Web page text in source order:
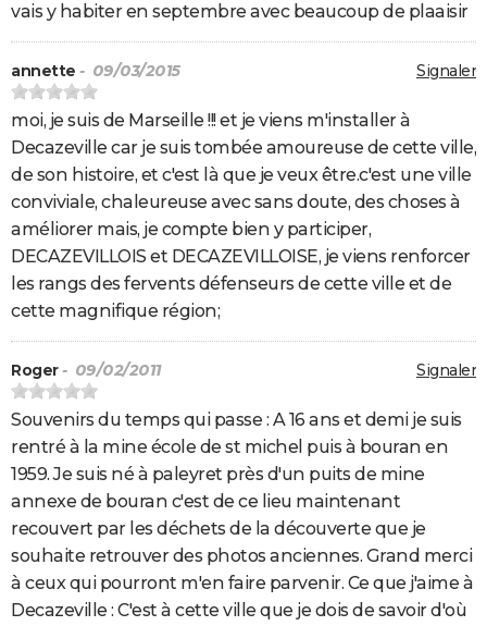
vais y habiter en septembre avec beaucoup de plaaisir
Signaler
annette - 09/03/2015
moi, je suis de Marseille !!! et je viens m'installer à
Decazeville car je suis tombée amoureuse de cette ville,
de son histoire, et c'est là que je veux être.c'est une ville
conviviale, chaleureuse avec sans doute, des choses à
améliorer mais, je compte bien y participer,
DECAZEVILLOIS et DECAZEVILLOISE, je viens renforcer
les rangs des fervents défenseurs de cette ville et de
cette magnifique région;
Signaler
Roger- 09/02/2011
Souvenirs du temps qui passe : A 16 ans et demi je suis
rentré à la mine école de st michel puis à bouran en
1959. Je suis né à paleyret près d'un puits de mine
annexe de bouran c'est de ce lieu maintenant
recouvert par les déchets de la découverte que je
souhaite retrouver des photos anciennes. Grand merci
à ceux qui pourront m'en faire parvenir. Ce que j'aime à
Decazeville : C'est à cette ville que je dois de savoir d'où